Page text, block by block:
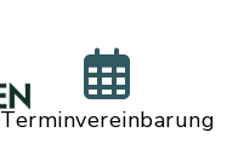
Terminvereinbarung